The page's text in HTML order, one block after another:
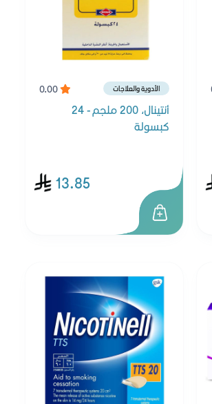
0.00 الأدوية والعلاجات
أنتينال، 200 ملجم - 24
كبسولة
13.85